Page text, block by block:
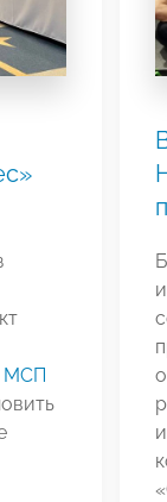
МСП